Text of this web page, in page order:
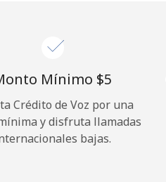
Mínimo ⁦$5⁩
Crédito de Voz por una
y disfruta llamadas
bajas.